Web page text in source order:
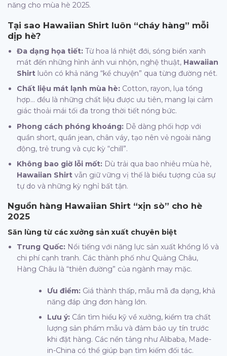
năng cho mùa hè 2025.
Tại sao Hawaiian Shirt luôn “cháy hàng” mỗi
dịp hè?
Đa dạng họa tiết: Từ hoa lá nhiệt đới, sóng biển xanh
mát đến những hình ảnh vui nhộn, nghệ thuật, Hawaiian
Shirt luôn có khả năng “kể chuyện” qua từng đường nét.
Chất liệu mát lạnh mùa hè: Cotton, rayon, lụa tổng
hợp… đều là những chất liệu được ưu tiên, mang lại cảm
giác thoải mái tối đa trong thời tiết nóng bức.
Phong cách phóng khoáng: Dễ dàng phối hợp với
quần short, quần jean, chân váy, tạo nên vẻ ngoài năng
động, trẻ trung và cực kỳ “chill”.
Không bao giờ lỗi mốt: Dù trải qua bao nhiêu mùa hè,
Hawaiian Shirt vẫn giữ vững vị thế là biểu tượng của sự
tự do và những kỳ nghỉ bất tận.
Nguồn hàng Hawaiian Shirt “xịn sò” cho hè
2025
Săn lùng từ các xưởng sản xuất chuyên biệt
Trung Quốc: Nổi tiếng với năng lực sản xuất khổng lồ và
chi phí cạnh tranh. Các thành phố như Quảng Châu,
Hàng Châu là “thiên đường” của ngành may mặc.
Ưu điểm: Giá thành thấp, mẫu mã đa dạng, khả
năng đáp ứng đơn hàng lớn.
Lưu ý: Cần tìm hiểu kỹ về xưởng, kiểm tra chất
lượng sản phẩm mẫu và đảm bảo uy tín trước
khi đặt hàng. Các nền tảng như Alibaba, Made-
in-China có thể giúp bạn tìm kiếm đối tác.